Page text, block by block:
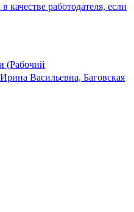
качестве работодателя, если
(Рабочий
Васильевна, Баговская